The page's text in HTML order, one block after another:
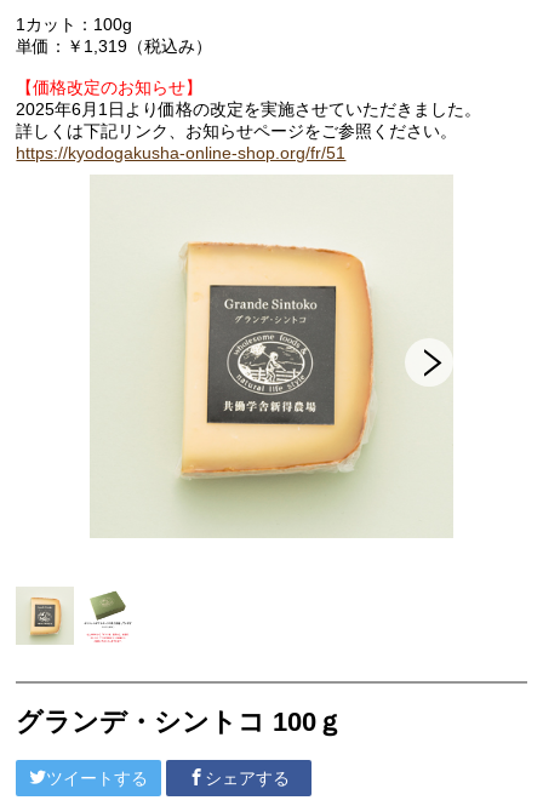
シントコ
雪
プチ・プレジール
共働学舎のトマトソース
共働学舎のぶどうジュース
肉加工製品(寧楽共働学舎製)
共働学舎のお豆
販売期間外の商品(共働学舎製品)
広内エゾリスの谷チーズ社(コバンなど)
NEEDS社/モッツァレラ類
1カット：100g
単価：￥1,319（税込み）
【価格改定のお知らせ】
2025年6月1日より価格の改定を実施させていただきました。
詳しくは下記リンク、お知らせページをご参照ください。
https://kyodogakusha-online-shop.org/fr/51
グランデ・シントコ 100ｇ
ツイートする シェアする